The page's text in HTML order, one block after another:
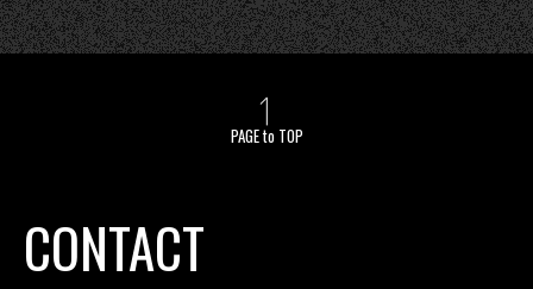
PAGE to TOP
CONTACT